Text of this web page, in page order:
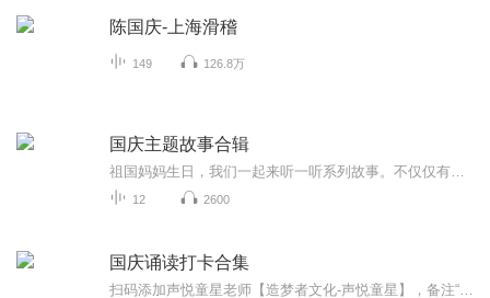
陈国庆-上海滑稽
149 126.8万
国庆主题故事合辑
12 2600
国庆诵读打卡合集